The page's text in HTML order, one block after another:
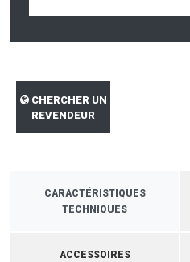
CHERCHER UN
REVENDEUR
CARACTÉRISTIQUES
TECHNIQUES
ACCESSOIRES